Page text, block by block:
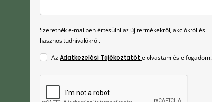
Szeretnék e-mailben értesülni az új termékekről, akciókról és
hasznos tudnivalókról.
AzAdatkezelési Tájékoztatót elolvastam és elfogadom.